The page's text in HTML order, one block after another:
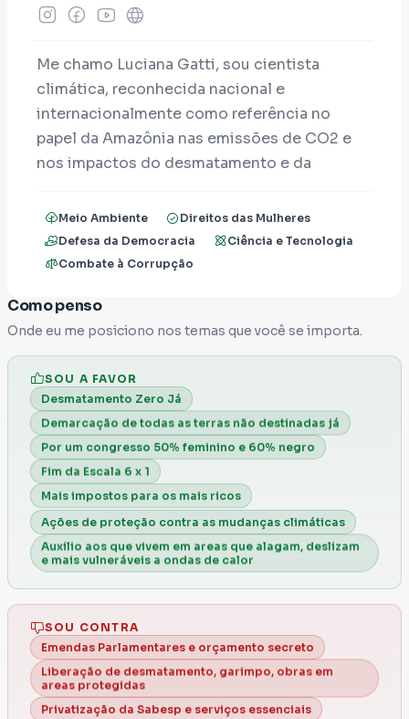
Me chamo Luciana Gatti, sou cientista
climática, reconhecida nacional e
internacionalmente como referência no
papel da Amazônia nas emissões de CO2 e
nos impactos do desmatamento e da
Há mais de 20 anos, lidero (liderança
brasileira e feminina) o estudo das emissões
de CO2 na Amazônia. Este estudo mostrou
que, no Brasil, a crise climática e os eventos
extremos aceleraram, junto com a
2019. A perda da floresta, decorrente do
desmatamento e das queimadas, afeta o
clima de várias maneiras. E o congresso de
hoje representa o lado de quem quer
desmatar! De quem faz dinheiro destruindo a
natureza. De quem acha que a floresta é
desperdício de terra. A FLORESTA PARTICIPA
DO CONTROLE DO CLIMA! Por isso,
conservar a floresta é preservar a vida! Mas o
AS PROTEÇÕES AMBIENTAIS!
Isto só vai acelerar os eventos extremos que
causam mortes e inúmeros prejuízos a quem
já tem tão pouco. Por isso, decidique era
Meio Ambiente
Direitos das Mulheres
Defesa da Democracia
Ciência e Tecnologia
Combate à Corrupção
Como penso
Onde eu me posiciono nos temas que você se importa.
SOU A FAVOR
Desmatamento Zero Já
Demarcação de todas as terras não destinadas já
Por um congresso 50% feminino e 60% negro
Fim da Escala 6 x 1
Mais impostos para os mais ricos
Ações de proteção contra as mudanças climáticas
Auxilio aos que vivem em areas que alagam, deslizam
e mais vulneráveis a ondas de calor
SOU CONTRA
Emendas Parlamentares e orçamento secreto
Liberação de desmatamento, garimpo, obras em
areas protegidas
Privatização da Sabesp e serviços essenciais